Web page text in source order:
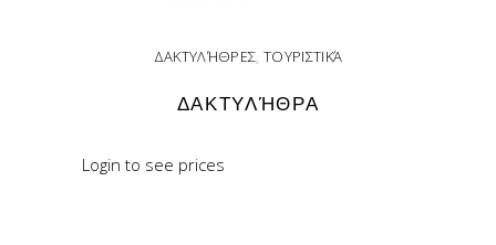
ΔΑΚΤΥΛΉΘΡΕΣ, ΤΟΥΡΙΣΤΙΚΆ
ΔΑΚΤΥΛΉΘΡΑ
READ MORE
Login to see prices